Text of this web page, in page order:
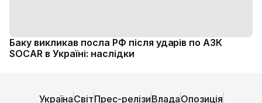
Баку викликав посла РФ після ударів по АЗК
SOCAR в Україні: наслідки
УкраїнаСвітПрес-релізиВладаОпозиція